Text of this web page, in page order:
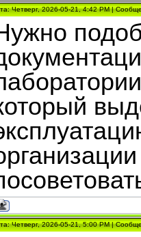
Четверг, 2026-05-21, 4:42 PM |
Четверг, 2026-05-21, 5:00 PM |